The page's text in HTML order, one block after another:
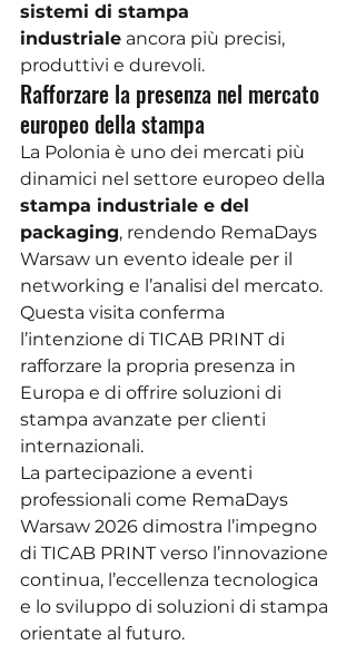
sistemi di stampa
industriale ancora più precisi,
produttivi e durevoli.
Rafforzare la presenza nel mercato
europeo della stampa
La Polonia è uno dei mercati più
dinamici nel settore europeo della
stampa industriale e del
packaging, rendendo RemaDays
Warsaw un evento ideale per il
networking e l’analisi del mercato.
Questa visita conferma
l’intenzione di TICAB PRINT di
rafforzare la propria presenza in
Europa e di offrire soluzioni di
stampa avanzate per clienti
internazionali.
La partecipazione a eventi
professionali come RemaDays
Warsaw 2026 dimostra l’impegno
di TICAB PRINT verso l’innovazione
continua, l’eccellenza tecnologica
e lo sviluppo di soluzioni di stampa
orientate al futuro.